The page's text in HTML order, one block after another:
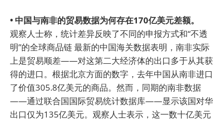
• 中国与南非的贸易数据为何存在170亿美元差额。
观察人士称，统计差异反映了不同的申报方式和“不透
明”的全球商品链 最新的中国海关数据表明，南非实际
上是贸易顺差——对这第二大经济体的出口多于从其获
得的进口。根据北京方面的数字，去年中国从南非进口
了价值305.8亿美元的商品。然而，同期的南非数据
——通过联合国国际贸易统计数据库——显示该国对华
出口仅为135亿美元。观察人士表示，这一数十亿美元